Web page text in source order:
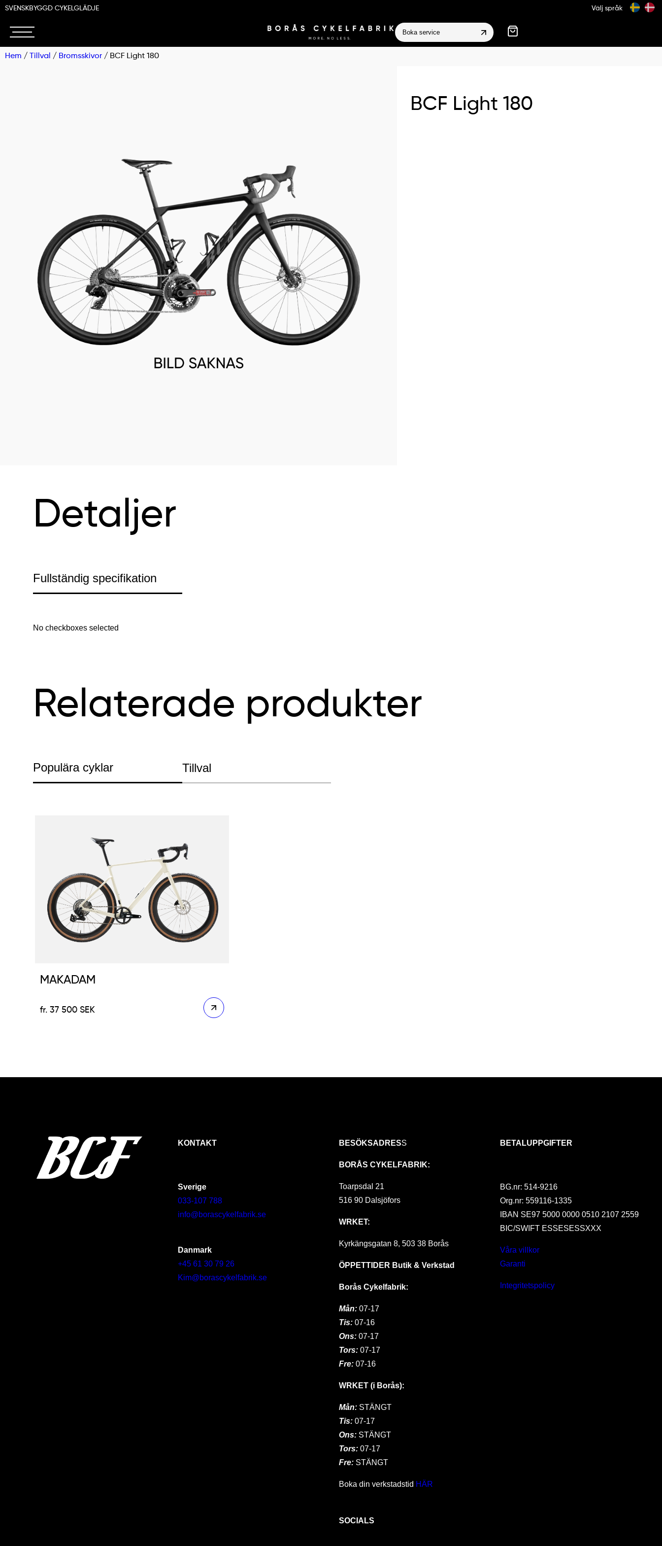
SVENSKBYGGD CYKELGLÄDJE Välj språk
Boka service
Hem / Tillval / Bromsskivor / BCF Light 180
BCF Light 180
Detaljer
Fullständig specifikation
No checkboxes selected
Relaterade produkter
Populära cyklar Tillval
MAKADAM
37 500SEK
KONTAKT
Sverige
033-107 788
info@borascykelfabrik.se
Danmark
+45 61 30 79 26
Kim@borascykelfabrik.se
BESÖKSADRESS
BORÅS CYKELFABRIK:
Toarpsdal 21
516 90 Dalsjöfors
WRKET:
Kyrkängsgatan 8, 503 38 Borås
ÖPPETTIDER Butik & Verkstad
Borås Cykelfabrik:
Mån: 07-17
Tis: 07-16
Ons:07-17
Tors: 07-17
Fre: 07-16
WRKET (i Borås):
Mån: STÄNGT
Tis: 07-17
Ons:STÄNGT
Tors: 07-17
Fre: STÄNGT
Boka din verkstadstid HÄR
SOCIALS
BETALUPPGIFTER
BG.nr: 514-9216
Org.nr: 559116-1335
IBAN SE97 5000 0000 0510 2107 2559
BIC/SWIFT ESSESESSXXX
Våra villkor
Garanti
Integritetspolicy